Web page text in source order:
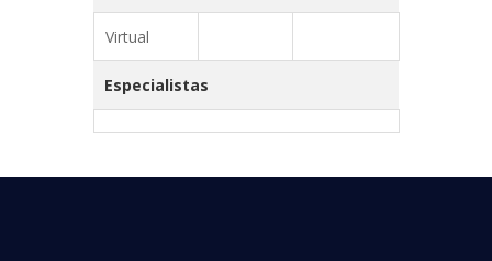
Virtual
Especialistas